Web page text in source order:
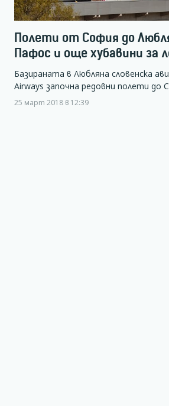
Полети от София до
Пафос и още хубавини за
Базираната в Любляна словенска
Airways започна редовни полети
25 март 2018 в 12:39